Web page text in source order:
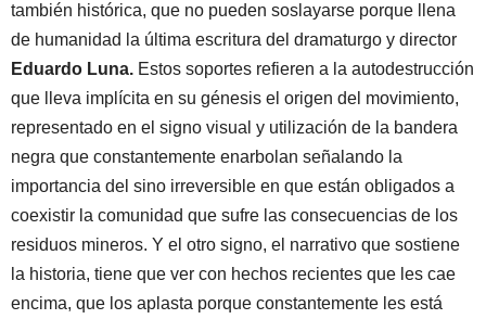
también histórica, que no pueden soslayarse porque llena
de humanidad la última escritura del dramaturgo y director
Eduardo Luna. Estos soportes refieren a la autodestrucción
que lleva implícita en su génesis el origen del movimiento,
representado en el signo visual y utilización de la bandera
negra que constantemente enarbolan señalando la
importancia del sino irreversible en que están obligados a
coexistir la comunidad que sufre las consecuencias de los
residuos mineros. Y el otro signo, el narrativo que sostiene
la historia, tiene que ver con hechos recientes que les cae
encima, que los aplasta porque constantemente les está